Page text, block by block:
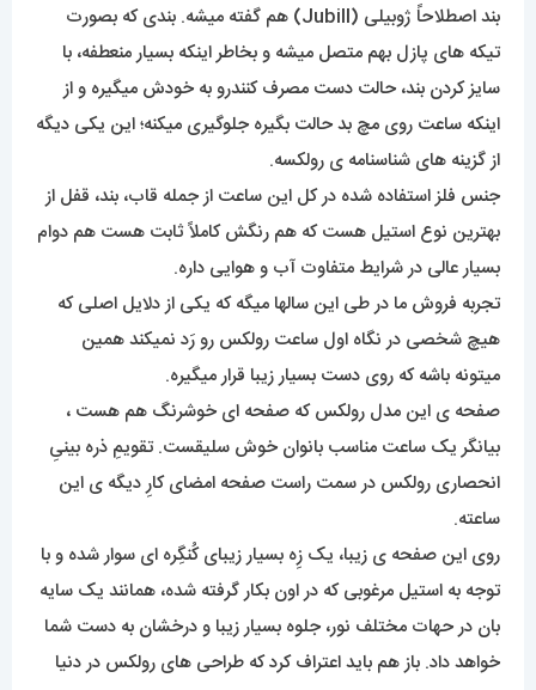
بند اصطلاحاً ژوبیلی (Jubill) هم گفته میشه. بندی که بصورت
تیکه های پازل بهم متصل میشه و بخاطر اینکه بسیار منعطفه، با
سایز کردن بند، حالت دست مصرف کنندرو به خودش میگیره و از
اینکه ساعت روی مچ بد حالت بگیره جلوگیری میکنه؛ این یکی دیگه
از گزینه های شناسنامه ی رولکسه.
جنس فلز استفاده شده در کل این ساعت از جمله قاب، بند، قفل از
بهترین نوع استیل هست که هم رنگش کاملاً ثابت هست هم دوام
بسیار عالی در شرایط متفاوت آب و هوایی داره.
تجربه فروش ما در طی این سالها میگه که یکی از دلایل اصلی که
هیچ شخصی در نگاه اول ساعت رولکس رو رَد نمیکند همین
میتونه باشه که روی دست بسیار زیبا قرار میگیره.
صفحه ی این مدل رولکس که صفحه ای خوشرنگ هم هست ،
بیانگر یک ساعت مناسب بانوان خوش سلیقست. تقویمِ ذره بینیِ
انحصاری رولکس در سمت راست صفحه امضای کارِ دیگه ی این
ساعته.
روی این صفحه ی زیبا، یک زِه بسیار زیبای کُنگِره ای سوار شده و با
توجه به استیل مرغوبی که در اون بکار گرفته شده، همانند یک سایه
بان در حهات مختلف نور، جلوه بسیار زیبا و درخشان به دست شما
خواهد داد. باز هم باید اعتراف کرد که طراحی های رولکس در دنیا